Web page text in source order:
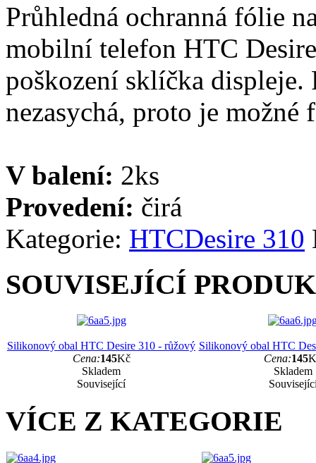
Průhledná ochranná fólie
mobilní telefon HTC
poškození sklíčka
nezasychá, proto je
V balení: 2ks
Provedení: čirá
Kategorie: HTCDesire 310
SOUVISEJÍCÍ
Silikonový obal HTC Desire 310 - růžový
Cena:145Kč
Skladem
Související
Silikonový obal HTC
Cena:145
Skladem
VÍCE Z KATEGORIE